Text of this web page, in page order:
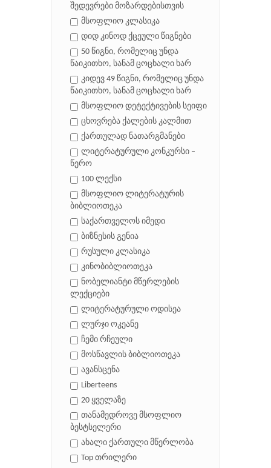
შედევრები მოზარდებისთვის
მსოფლიო კლასიკა
დიდ კინოდ ქცეული წიგნები
50 წიგნი, რომელიც უნდა
წაიკითხო, სანამ ცოცხალი ხარ
კიდევ 49 წიგნი, რომელიც უნდა
წაიკითხო, სანამ ცოცხალი ხარ
მსოფლიო დეტექტივების სეიფი
ცხოვრება ქალების კალმით
ქართულად ნათარგმანები
ლიტერატურული კონკურსი –
წერო
100 ლექსი
მსოფლიო ლიტერატურის
ბიბლიოთეკა
საქართველოს იმედი
ბიზნესის გენია
რუსული კლასიკა
კინობიბლიოთეკა
ნობელიანტი მწერლების
ლექციები
ლიტერატურული ოდისეა
ლურჯი ოკეანე
ჩემი რჩეული
მოსწავლის ბიბლიოთეკა
ავანსცენა
Liberteens
20 ყველაზე
თანამედროვე მსოფლიო
ბესტსელერი
ახალი ქართული მწერლობა
Top თრილერი